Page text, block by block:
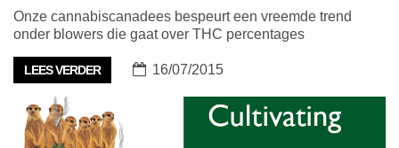
Onze cannabiscanadees bespeurt een vreemde trend
onder blowers die gaat over THC percentages
LEES VERDER 16/07/2015